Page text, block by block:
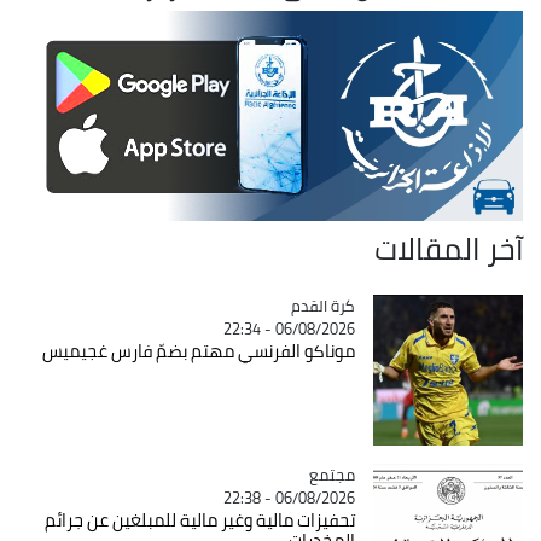
آخر المقالات
Catégorie
كرة القدم
06/08/2026 - 22:34
موناكو الفرنسي مهتم بضمّ فارس غجيميس
Catégorie
مجتمع
06/08/2026 - 22:38
تحفيزات مالية وغير مالية للمبلغين عن جرائم